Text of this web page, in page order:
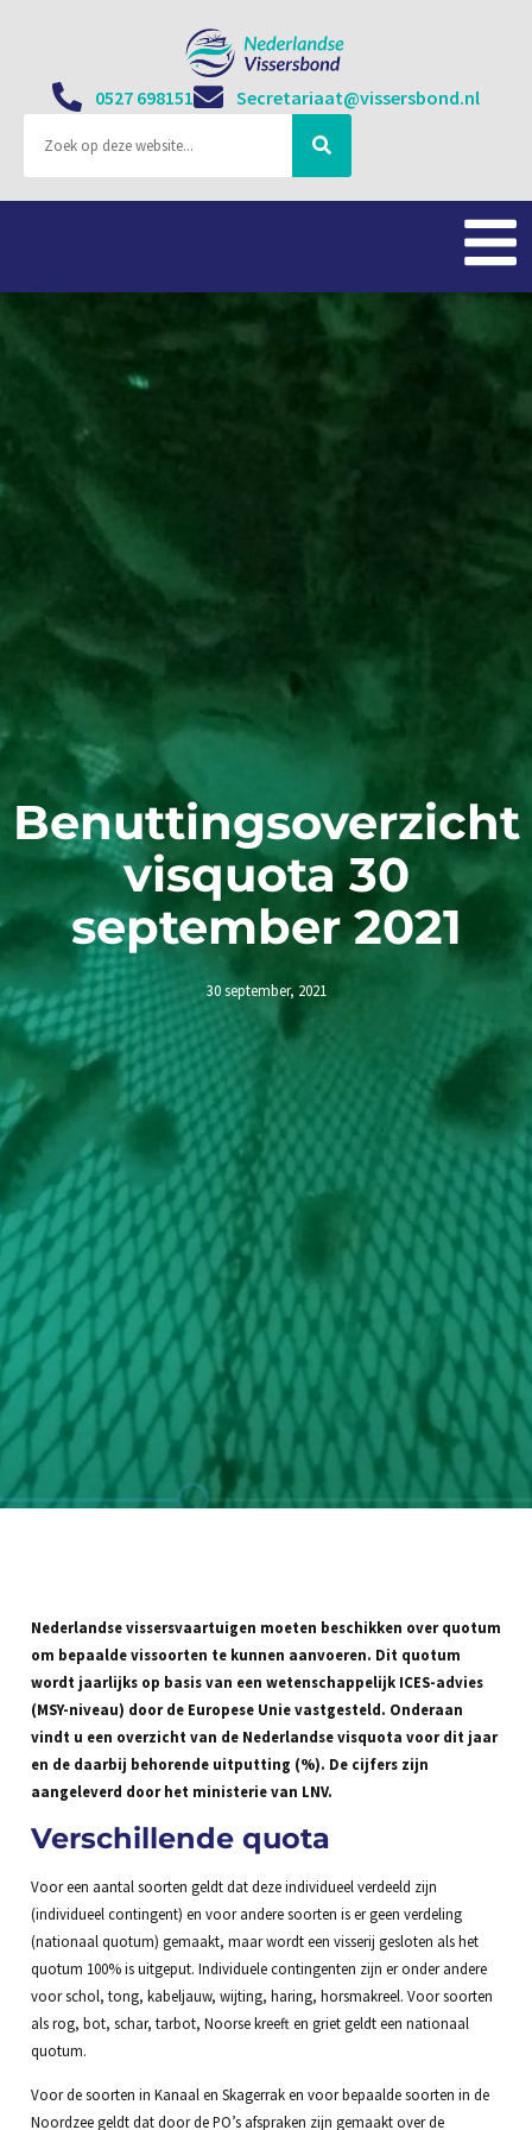
0527 698151 Secretariaat@vissersbond.nl
Benuttingsoverzicht
visquota 30
september 2021
30 september, 2021
Nederlandse vissersvaartuigen moeten beschikken over quotum
om bepaalde vissoorten te kunnen aanvoeren. Dit quotum
wordt jaarlijks op basis van een wetenschappelijk ICES-advies
(MSY-niveau) door de Europese Unie vastgesteld. Onderaan
vindt u een overzicht van de Nederlandse visquota voor dit jaar
en de daarbij behorende uitputting (%). De cijfers zijn
aangeleverd door het ministerie van LNV.
Verschillende quota
Voor een aantal soorten geldt dat deze individueel verdeeld zijn
(individueel contingent) en voor andere soorten is er geen verdeling
(nationaal quotum) gemaakt, maar wordt een visserij gesloten als het
quotum 100% is uitgeput. Individuele contingenten zijn er onder andere
voor schol, tong, kabeljauw, wijting, haring, horsmakreel. Voor soorten
als rog, bot, schar, tarbot, Noorse kreeft en griet geldt een nationaal
quotum.
Voor de soorten in Kanaal en Skagerrak en voor bepaalde soorten in de
Noordzee geldt dat door de PO’s afspraken zijn gemaakt over de